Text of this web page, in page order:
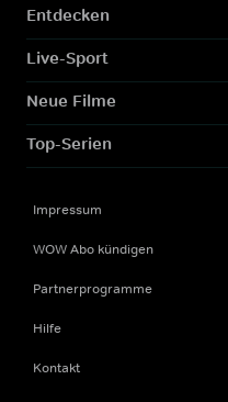
Entdecken
Live-Sport
Neue Filme
Top-Serien
Impressum
WOW Abo kündigen
Partnerprogramme
Hilfe
Kontakt